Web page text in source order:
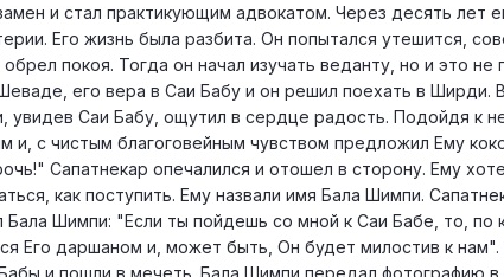
и стал практикующим адвокатом. Через десять лет
Его жизнь была разбита. Он попытался утешится,
покоя. Тогда он начал изучать веданту, но и это не
его вера в Саи Бабу и он решил поехать в
увидев Саи Бабу, ощутил в сердце радость. Подойдя к
и, с чистым благоговейным чувством предложил Ему
Сапатнекар опечалился и отошел в сторону. Ему
как поступить. Ему назвали имя Бала Шимпи.
Бала Шимпи: "Если ты пойдешь со мной к Саи Бабе, то, по
Его даршаном и, может быть, Он будет милостив к нам".